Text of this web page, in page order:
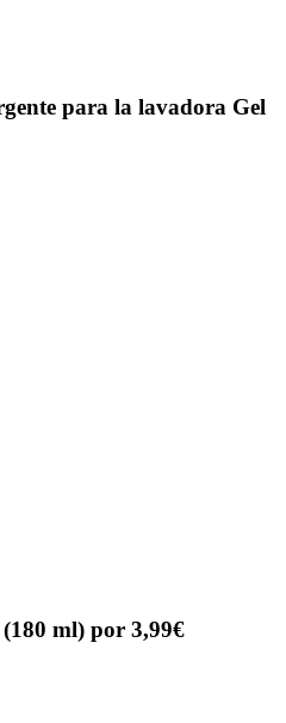
para la lavadora Gel
ml) por 3,99€